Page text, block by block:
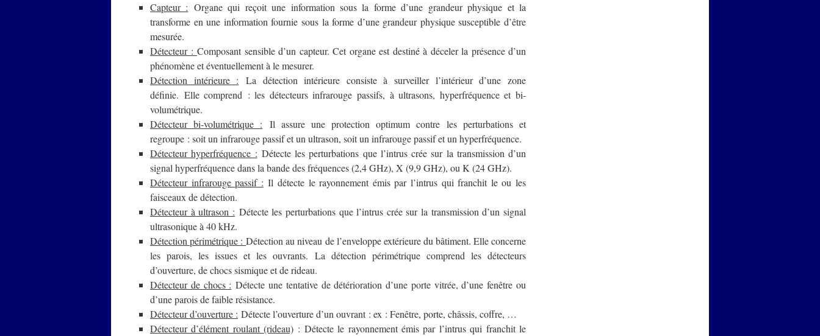
Capteur : Organe qui reçoit une information sous la forme d’une grandeur physique et la
transforme en une information fournie sous la forme d’une grandeur physique susceptible d’être
mesurée.
Détecteur : Composant sensible d’un capteur. Cet organe est destiné à déceler la présence d’un
phénomène et éventuellement à le mesurer.
Détection intérieure : La détection intérieure consiste à surveiller l’intérieur d’une zone
définie. Elle comprend : les détecteurs infrarouge passifs, à ultrasons, hyperfréquence et bi-
volumétrique.
Détecteur bi-volumétrique : Il assure une protection optimum contre les perturbations et
regroupe : soit un infrarouge passif et un ultrason, soit un infrarouge passif et un hyperfréquence.
Détecteur hyperfréquence : Détecte les perturbations que l’intrus crée sur la transmission d’un
signal hyperfréquence dans la bande des fréquences (2,4 GHz), X (9,9 GHz), ou K (24 GHz).
Détecteur infrarouge passif : Il détecte le rayonnement émis par l’intrus qui franchit le ou les
faisceaux de détection.
Détecteur à ultrason : Détecte les perturbations que l’intrus crée sur la transmission d’un signal
ultrasonique à 40 kHz.
Détection périmétrique :Détection au niveau de l’enveloppe extérieure du bâtiment. Elle concerne
les parois, les issues et les ouvrants. La détection périmétrique comprend les détecteurs
d’ouverture, de chocs sismique et de rideau.
Détecteur de chocs : Détecte une tentative de détérioration d’une porte vitrée, d’une fenêtre ou
d’une parois de faible résistance.
Détecteur d’ouverture : Détecte l’ouverture d’un ouvrant : ex : Fenêtre, porte, châssis, coffre, …
Détecteur d’élément roulant (rideau) : Détecte le rayonnement émis par l’intrus qui franchit le